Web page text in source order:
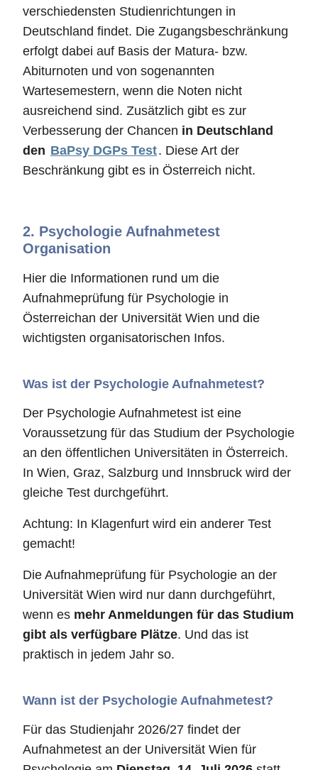
verschiedensten Studienrichtungen in
Deutschland findet. Die Zugangsbeschränkung
erfolgt dabei auf Basis der Matura- bzw.
Abiturnoten und von sogenannten
Wartesemestern, wenn die Noten nicht
ausreichend sind. Zusätzlich gibt es zur
Verbesserung der Chancen in Deutschland
den BaPsy DGPs Test. Diese Art der
Beschränkung gibt es in Österreich nicht.
2. Psychologie Aufnahmetest
Organisation
Hier die Informationen rund um die
Aufnahmeprüfung für Psychologie in
Österreichan der Universität Wien und die
wichtigsten organisatorischen Infos.
Was ist der Psychologie Aufnahmetest?
Der Psychologie Aufnahmetest ist eine
Voraussetzung für das Studium der Psychologie
an den öffentlichen Universitäten in Österreich.
In Wien, Graz, Salzburg und Innsbruck wird der
gleiche Test durchgeführt.
Achtung: In Klagenfurt wird ein anderer Test
gemacht!
Die Aufnahmeprüfung für Psychologie an der
Universität Wien wird nur dann durchgeführt,
wenn es mehr Anmeldungen für das Studium
gibt als verfügbare Plätze. Und das ist
praktisch in jedem Jahr so.
Wann ist der Psychologie Aufnahmetest?
Für das Studienjahr 2026/27 findet der
Aufnahmetest an der Universität Wien für